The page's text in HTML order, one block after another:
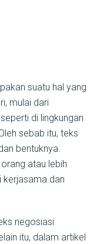
suatu hal yang
mulai dari
di lingkungan
sebab itu, teks
bentuknya.
atau lebih
kerjasama dan
negosiasi
itu, dalam artikel